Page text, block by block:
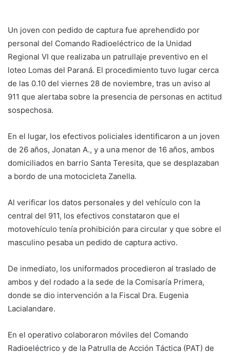
Un joven con pedido de captura fue aprehendido por
personal del Comando Radioeléctrico de la Unidad
Regional VI que realizaba un patrullaje preventivo en el
loteo Lomas del Paraná. El procedimiento tuvo lugar cerca
de las 0.10 del viernes 28 de noviembre, tras un aviso al
911 que alertaba sobre la presencia de personas en actitud
sospechosa.
En el lugar, los efectivos policiales identificaron a un joven
de 26 años, Jonatan A., y a una menor de 16 años, ambos
domiciliados en barrio Santa Teresita, que se desplazaban
a bordo de una motocicleta Zanella.
Al verificar los datos personales y del vehículo con la
central del 911, los efectivos constataron que el
motovehículo tenía prohibición para circular y que sobre el
masculino pesaba un pedido de captura activo.
De inmediato, los uniformados procedieron al traslado de
ambos y del rodado a la sede de la Comisaría Primera,
donde se dio intervención a la Fiscal Dra. Eugenia
Lacialandare.
En el operativo colaboraron móviles del Comando
Radioeléctrico y de la Patrulla de Acción Táctica (PAT) de